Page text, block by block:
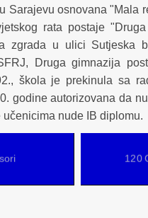
Sarajevu osnovana "Mala
rata postaje
zgrada u ulici Sutjeska
Druga gimnazija
škola je prekinula sa
godine autorizovana da
nude IB diplomu.
120